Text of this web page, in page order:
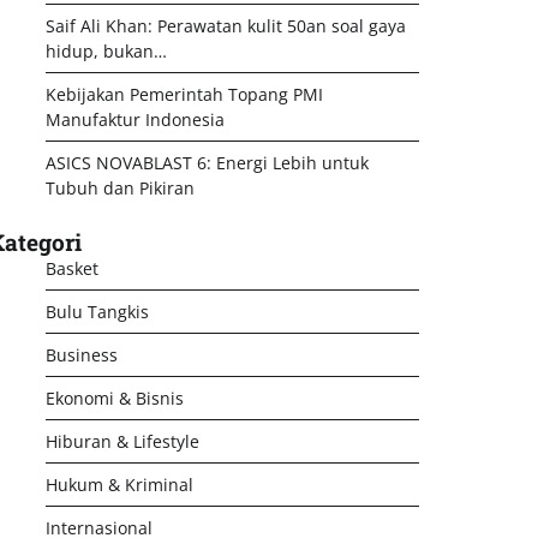
Saif Ali Khan: Perawatan kulit 50an soal gaya
hidup, bukan…
Kebijakan Pemerintah Topang PMI
Manufaktur Indonesia
ASICS NOVABLAST 6: Energi Lebih untuk
Tubuh dan Pikiran
Basket
Bulu Tangkis
Business
Ekonomi & Bisnis
Hiburan & Lifestyle
Hukum & Kriminal
Internasional